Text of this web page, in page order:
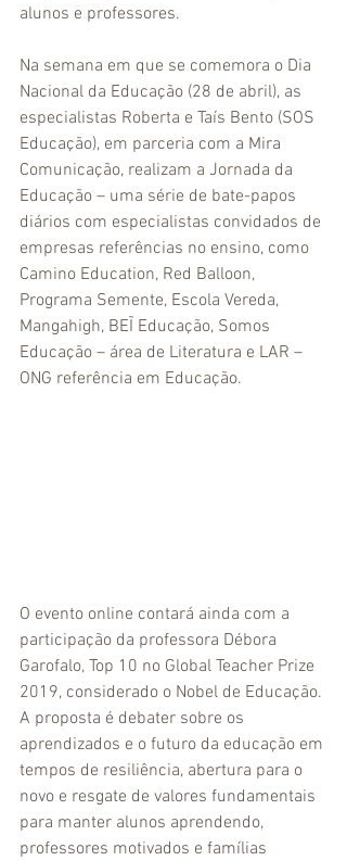
alunos e professores.
Na semana em que se comemora o Dia
Nacional da Educação (28 de abril), as
especialistas Roberta e Taís Bento (SOS
Educação), em parceria com a Mira
Comunicação, realizam a Jornada da
Educação – uma série de bate-papos
diários com especialistas convidados de
empresas referências no ensino, como
Camino Education, Red Balloon,
Programa Semente, Escola Vereda,
Mangahigh, BEĨ Educação, Somos
Educação – área de Literatura e LAR –
ONG referência em Educação.
O evento online contará ainda com a
participação da professora Débora
Garofalo, Top 10 no Global Teacher Prize
2019, considerado o Nobel de Educação.
A proposta é debater sobre os
aprendizados e o futuro da educação em
tempos de resiliência, abertura para o
novo e resgate de valores fundamentais
para manter alunos aprendendo,
professores motivados e famílias